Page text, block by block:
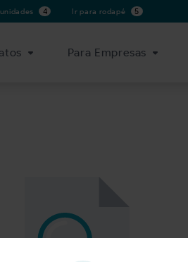
4 Ir para rodapé 5
Para Empresas